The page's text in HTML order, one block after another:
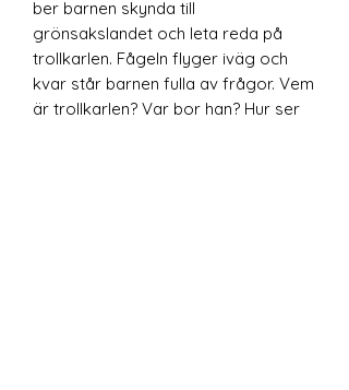
ber barnen skynda till
grönsakslandet och leta reda på
trollkarlen. Fågeln flyger iväg och
kvar står barnen fulla av frågor. Vem
är trollkarlen? Var bor han? Hur ser